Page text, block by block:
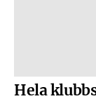
Hela